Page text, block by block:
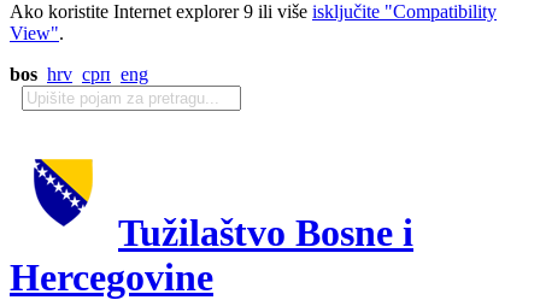
Ako koristite Internet explorer 9 ili više isključite "Compatibility
View".
bos hrv срп eng
Tužilaštvo Bosne i
Hercegovine